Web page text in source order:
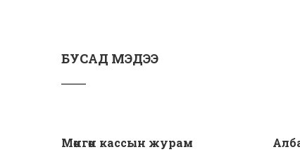
БУСАД МЭДЭЭ
Мөнгөн кассын журам